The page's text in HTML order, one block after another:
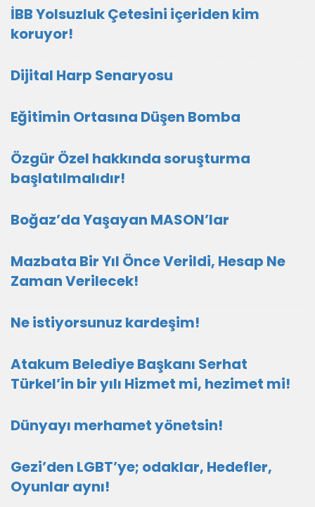
İBB Yolsuzluk Çetesini içeriden kim
koruyor!
Dijital Harp Senaryosu
Eğitimin Ortasına Düşen Bomba
Özgür Özel hakkında soruşturma
başlatılmalıdır!
Boğaz’da Yaşayan MASON’lar
Mazbata Bir Yıl Önce Verildi, Hesap Ne
Zaman Verilecek!
Ne istiyorsunuz kardeşim!
Atakum Belediye Başkanı Serhat
Türkel’in bir yılı Hizmet mi, hezimet mi!
Dünyayı merhamet yönetsin!
Gezi’den LGBT’ye; odaklar, Hedefler,
Oyunlar aynı!